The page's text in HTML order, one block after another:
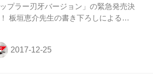
プラー刃牙バージョン」の緊急発売決
板垣恵介先生の書き下ろしによる
ージョン」の緊急発売がこの度決定し
部屋やお店、ジムに飾り、刃牙の勇壮